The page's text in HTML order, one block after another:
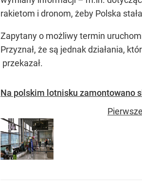
rakietom i dronom, żeby Polska
Zapytany o możliwy termin
Przyznał, że są jednak działania,
przekazał.
Na polskim lotnisku zamontowano